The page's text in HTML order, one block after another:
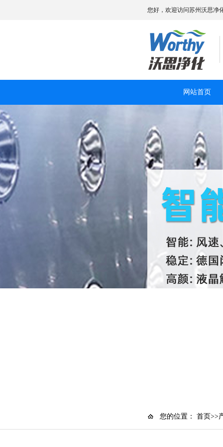
您好，欢迎访问苏州沃思净
网站首页
您的位置： 首页>>